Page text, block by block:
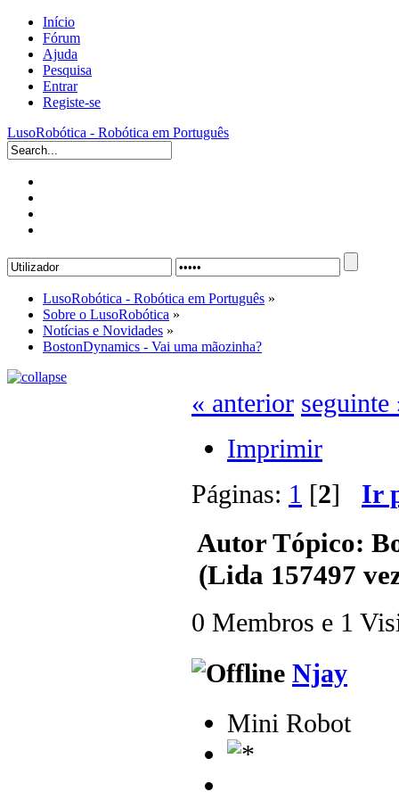
Início
Fórum
Ajuda
Pesquisa
Entrar
Registe-se
LusoRobótica - Robótica em Português
LusoRobótica - Robótica em Português »
Sobre o LusoRobótica »
Notícias e Novidades »
BostonDynamics - Vai uma mãozinha?
« anterior seguinte
Imprimir
Páginas: 1 [2] Ir
AutorTópico:
(Lida 157497
0 Membros e 1
Njay
Mini Robot